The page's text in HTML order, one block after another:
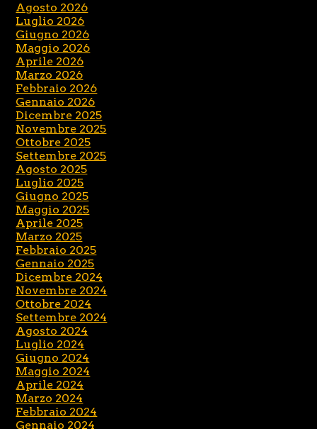
Agosto 2026
Luglio 2026
Giugno 2026
Maggio 2026
Aprile 2026
Marzo 2026
Febbraio 2026
Gennaio 2026
Dicembre 2025
Novembre 2025
Ottobre 2025
Settembre 2025
Agosto 2025
Luglio 2025
Giugno 2025
Maggio 2025
Aprile 2025
Marzo 2025
Febbraio 2025
Gennaio 2025
Dicembre 2024
Novembre 2024
Ottobre 2024
Settembre 2024
Agosto 2024
Luglio 2024
Giugno 2024
Maggio 2024
Aprile 2024
Marzo 2024
Febbraio 2024
Gennaio 2024